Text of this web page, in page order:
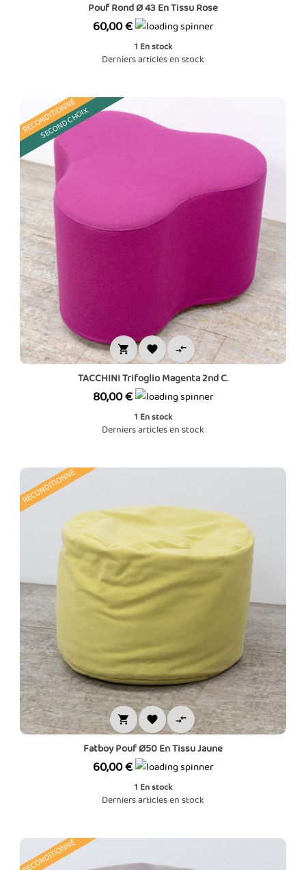
Pouf Rond Ø 43 En Tissu Rose
Prix
60,00 €
1 En stock
Derniers articles en stock
RECONDITIONNÉ
SECOND CHOIX
  
TACCHINI Trifoglio Magenta 2nd C.
Prix
80,00 €
1 En stock
Derniers articles en stock
RECONDITIONNÉ
  
Fatboy Pouf Ø50 En Tissu Jaune
Prix
60,00 €
1 En stock
Derniers articles en stock
RECONDITIONNÉ